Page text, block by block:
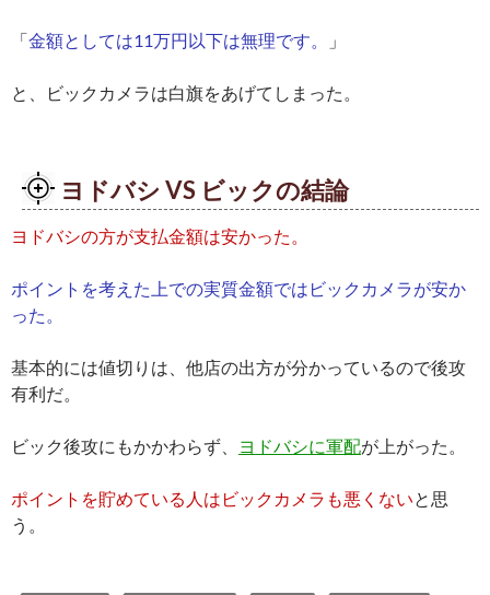
「金額としては11万円以下は無理です。 」
と、ビックカメラは白旗をあげてしまった。
ヨドバシ VS ビックの結論
ヨドバシの方が支払金額は安かった。
ポイントを考えた上での実質金額ではビックカメラが安か
った。
基本的には値切りは、他店の出方が分かっているので後攻
有利だ。
ビック後攻にもかかわらず、 ヨドバシに軍配が上がった。
ポイントを貯めている人はビックカメラも悪くないと思
う。